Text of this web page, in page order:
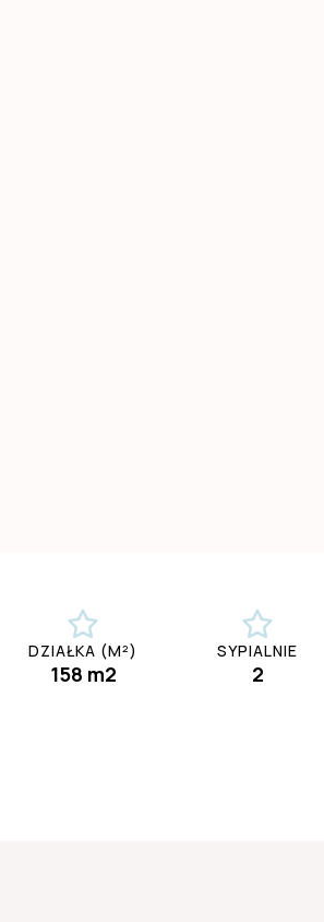
DZIAŁKA (M²)
158 m2
SYPIALNIE
2